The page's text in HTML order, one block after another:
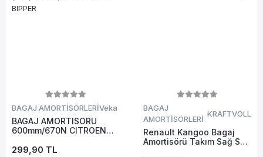
BAGAJ AMORTİSÖRLERİVeka
BAGAJ AMORTISORU
600mm/670N CITROEN
FIORINO (225) 2007- /
299,90 TL
BAGAJ
AMORTİSÖRLERİ
KRAFTVOLL
Renault Kangoo Bagaj
Amortisörü Takım Sağ Sol